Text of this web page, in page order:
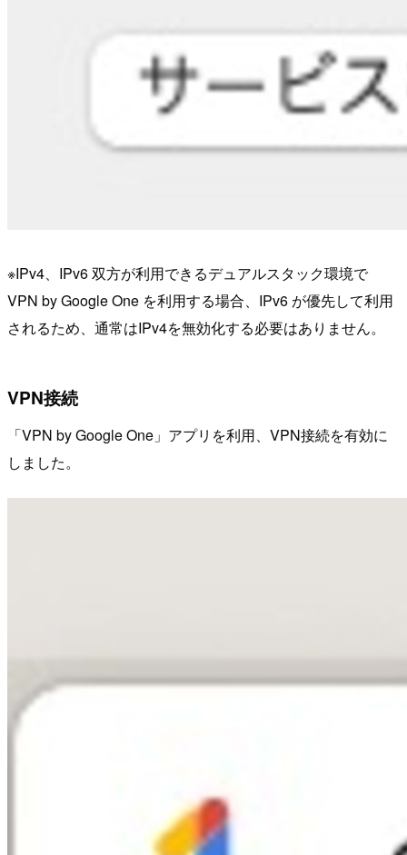
※IPv4、IPv6 双方が利用できるデュアルスタック環境で
VPN by Google One を利用する場合、IPv6 が優先して利用
されるため、通常はIPv4を無効化する必要はありません。
VPN接続
「VPN by Google One」アプリを利用、VPN接続を有効に
しました。